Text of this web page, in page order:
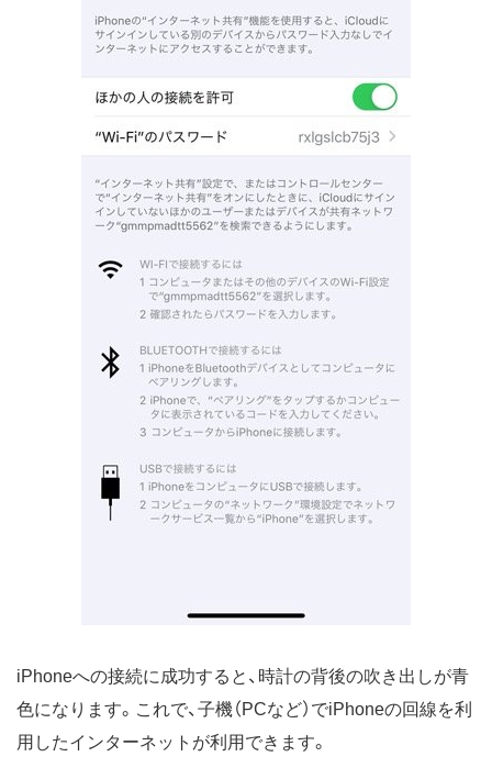
iPhoneへの接続に成功すると、時計の背後の吹き出しが青
色になります。これで、子機（PCなど）でiPhoneの回線を利
用したインターネットが利用できます。